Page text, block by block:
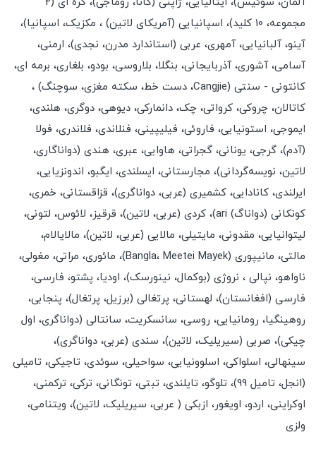
مجموعه، 10 کلید)، اسپانیایی (آمریکای لاتین) ، مکزیک، اسپانیا)،
آینو، آلبانیایی، آمهری، عربی (استاندارد مدرن، نجدی)، ارمنی،
آسامی، آشوری، آذربایجانی، بنگلا، بلاروسی، بودو، بلغاری، برمه ای،
کانتونی - سنتی (Cangjie، دست خط، سکته مغزی، سوچنگ) ،
کاتالان، چروکی، کرواتی، چک، دانمارکی، دیوهی، دوگری، هلندی،
ایموجی، استونیایی، فاروئی، فیلیپینی، فنلاندی، فلاندری، فولا
(آدم)، گرجی، یونانی، گجراتی، هاوایی، عبری، هندی (دواناگاری،
لاتین، نویسه‌گردانی)، مجارستانی، ایسلندی، ایگبو، اندونزیایی،
ایرلندی، کانادایی، کشمیری (عربی، دواناگری)، قزاقستانی، خمری،
کونکانی (دواناگ) ari)، کردی (عربی، لاتین)، قرقیز، لائوس، لتونی،
لیتوانیایی، مقدونی، مایتیلی، مالایی (عربی، لاتین)، مالایالام،
مالتی، مانیپوری (Bangla، Meetei Mayek)، مائوری، مراتی، مغولی،
ناواهو، نپالی ، نروژی (بوکمال، نینورسک)، اودیا، پشتو، فارسی،
فارسی (افغانستان)، لهستانی، پرتغالی (برزیل، پرتغال)، پنجابی،
روهینگیا، رومانیایی، روسی، سانسکریت، سانتالی (دواناگری، اول
چیکی)، صربی (سیریلیک، لاتین)، سندی (عربی، دواناگری)،
سینهالی، اسلواکی، اسلوونیایی، سواحیلی، سوئدی، تاجیکی، تامیلی
(انجل، تامیل 99)، تلوگو، تایلندی، تبتی، تونگانی، ترکی، ترکمنی،
اوکراینی، اردو، اویغور، ازبکی ( عربی، سیریلیک، لاتین)، ویتنامی،
ولزی